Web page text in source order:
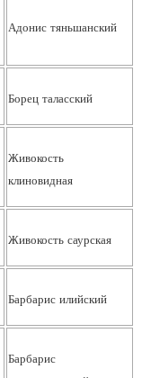
Адонис тяньшанский
Борец таласский
Живокость
клиновидная
Живокость саурская
Барбарис илийский
Барбарис